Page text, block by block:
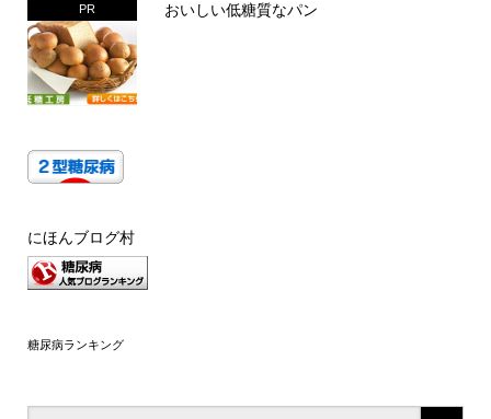
PR おいしい低糖質なパン
にほんブログ村
糖尿病ランキング